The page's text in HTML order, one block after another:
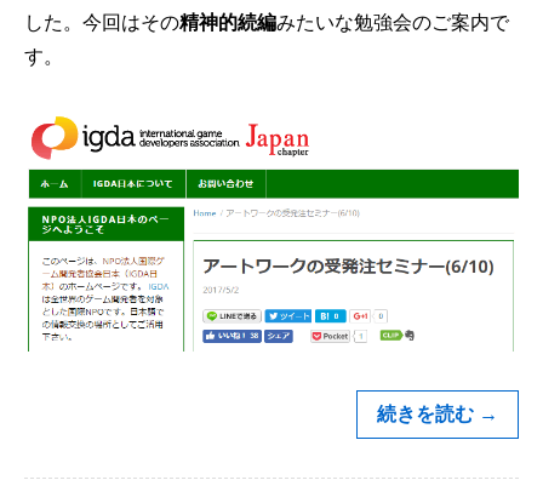
した。今回はその精神的続編みたいな勉強会のご案内で
す。
続きを読む →